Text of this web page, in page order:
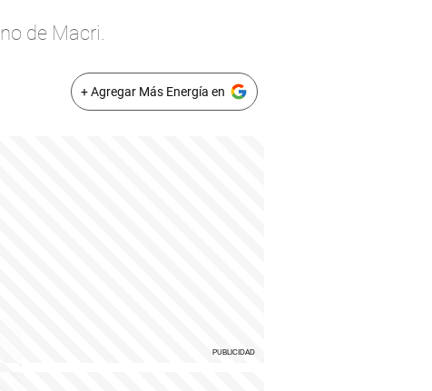
de Macri.
+ Agregar Más Energía en